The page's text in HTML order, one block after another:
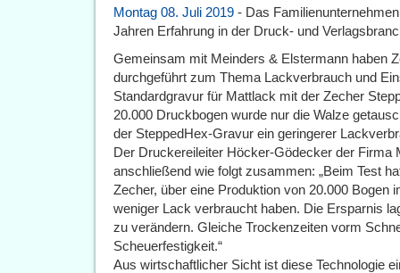
Montag 08. Juli 2019 - Das
Jahren Erfahrung in der Druck- und
Gemeinsam mit Meinders & Elstermann haben
durchgeführt zum Thema Lackverbrauch und
Standardgravur für Mattlack mit der Zecher
20.000 Druckbogen wurde nur die Walze
der SteppedHex-Gravur ein geringerer
Der Druckereileiter Höcker-Gödecker der Firma
anschließend wie folgt zusammen: „Beim Test
Zecher, über eine Produktion von 20.000 Bogen
weniger Lack verbraucht haben. Die Ersparnis
zu verändern. Gleiche Trockenzeiten vorm
Scheuerfestigkeit.“
Aus wirtschaftlicher Sicht ist diese Technologie